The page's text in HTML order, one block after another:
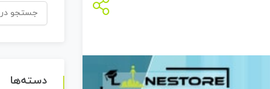
جستجو
برای:
دسته‌ها